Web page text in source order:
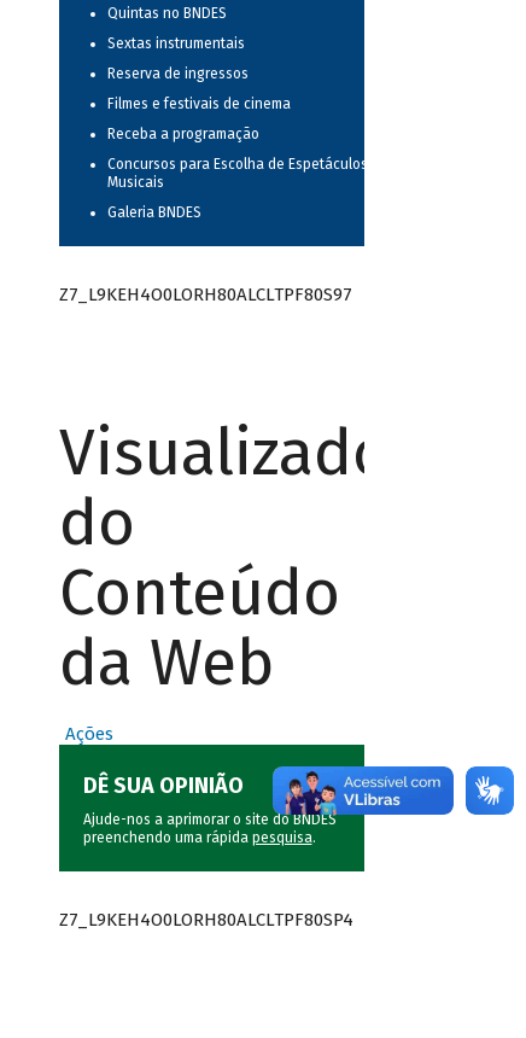
Quintas no BNDES
Sextas instrumentais
Reserva de ingressos
Filmes e festivais de cinema
Receba a programação
Concursos para Escolha de Espetáculos
Musicais
Galeria BNDES
Z7_L9KEH4O0LORH80ALCLTPF80S97
Visualizador
do
Conteúdo
da Web
Ações
DÊ SUA OPINIÃO
Ajude-nos a aprimorar o site do BNDES
preenchendo uma rápida pesquisa.
Z7_L9KEH4O0LORH80ALCLTPF80SP4